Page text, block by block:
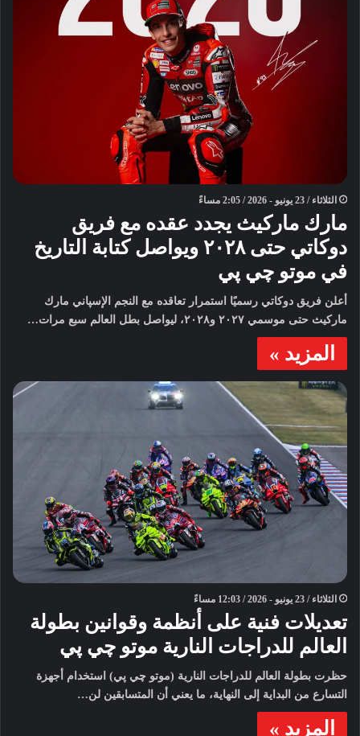
الثلاثاء / 23 يونيو - 2026 / 2:05 مساءً
مارك ماركيث يجدد عقده مع فريق
دوكاتي حتى ٢٠٢٨ ويواصل كتابة التاريخ
في موتو چي پي
أعلن فريق دوكاتي رسميًا استمرار تعاقده مع النجم الإسپاني مارك
ماركيث حتى موسمي ٢٠٢٧ و٢٠٢٨، ليواصل بطل العالم سبع مرات…
المزيد »
الثلاثاء / 23 يونيو - 2026 / 12:03 مساءً
تعديلات فنية على أنظمة وقوانين بطولة
العالم للدراجات النارية موتو چي پي
حظرت بطولة العالم للدراجات النارية (موتو چي پي) استخدام أجهزة
التسارع من البداية إلى النهاية، ما يعني أن المتسابقين لن…
المزيد »